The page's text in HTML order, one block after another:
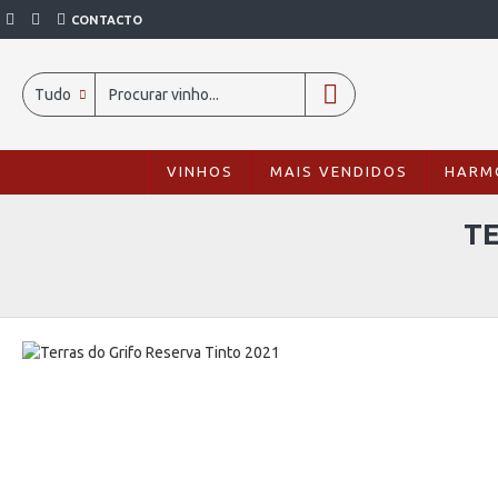
CONTACTO
Tudo
VINHOS MAIS VENDIDOS